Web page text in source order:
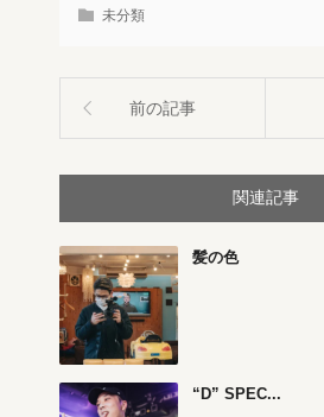
未分類
前の記事
関連記事
髪の色
“D” SPEC...